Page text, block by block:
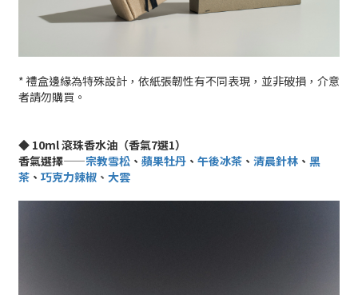
* 禮盒邊緣為特殊設計，依紙張韌性有不同表現，並非破損，介意
者請勿購買。
◆ 10ml 滾珠香水油（香氣7選1）
香氣選擇——宗教雪松 、 蘋果牡丹 、 午後冰茶 、 清晨針林 、 黑
茶 、 巧克力辣椒 、 大雲